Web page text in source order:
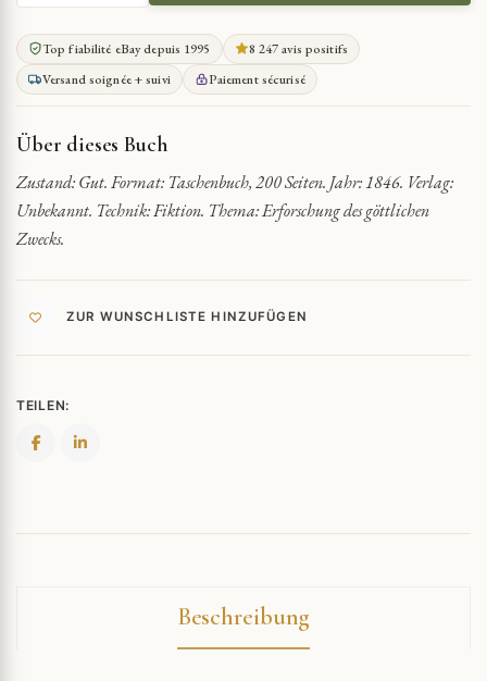
THEMEN
ERFORSCHEN
QUANTITY
Top fiabilité eBay depuis 1995
8 247 avis positifs
Versand soignée + suivi
Paiement sécurisé
Über dieses Buch
Zustand: Gut. Format: Taschenbuch, 200 Seiten. Jahr: 1846. Verlag:
Unbekannt. Technik: Fiktion. Thema: Erforschung des göttlichen
Zwecks.
ZUR WUNSCHLISTE HINZUFÜGEN
TEILEN:
Beschreibung